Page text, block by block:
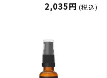
2,035円 (税込)